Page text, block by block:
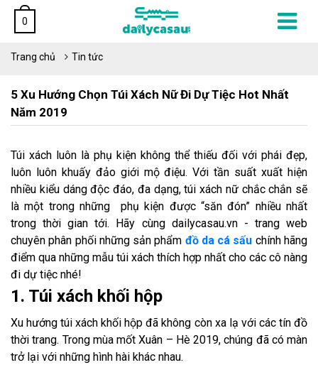
0
Trang chủ Tin tức
5 Xu Hướng Chọn Túi Xách Nữ Đi Dự Tiệc Hot Nhất
Năm 2019
Túi xách luôn là phụ kiện không thể thiếu đối với phái đẹp,
luôn luôn khuấy đảo giới mộ điệu. Với tần suất xuất hiện
nhiều kiểu dáng độc đáo, đa dạng, túi xách nữ chắc chắn sẽ
là một trong những phụ kiện được “săn đón” nhiều nhất
trong thời gian tới. Hãy cùng dailycasau.vn - trang web
chuyên phân phối những sản phẩm đồ da cá sấu chính hãng
điểm qua những mẫu túi xách thích hợp nhất cho các cô nàng
đi dự tiệc nhé!
1. Túi xách khối hộp
Xu hướng túi xách khối hộp đã không còn xa lạ với các tín đồ
thời trang. Trong mùa mốt Xuân – Hè 2019, chúng đã có màn
trở lại với những hình hài khác nhau.